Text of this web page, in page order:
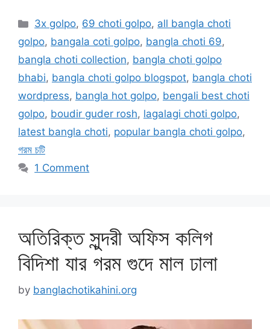
Categories
3x golpo, 69 choti golpo, all bangla choti
golpo, bangala coti golpo, bangla choti 69,
bangla choti collection, bangla choti golpo
bhabi, bangla choti golpo blogspot, bangla choti
wordpress, bangla hot golpo, bengali best choti
golpo, boudir guder rosh, lagalagi choti golpo,
latest bangla choti, popular bangla choti golpo,
গরম চটি
1 Comment
অতিরিক্ত সুন্দরী অফিস কলিগ
বিদিশা যার গরম গুদে মাল ঢালা
by banglachotikahini.org